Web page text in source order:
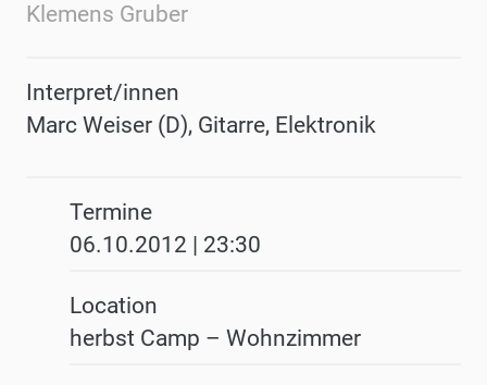
Klemens Gruber
Interpret/innen
Marc Weiser (D), Gitarre, Elektronik
Termine
06.10.2012 | 23:30
Location
herbst Camp – Wohnzimmer